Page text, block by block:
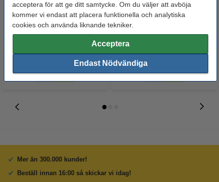
acceptera för att ge ditt samtycke. Om du väljer att avböja
kommer vi endast att placera funktionella och analytiska
cookies och använda liknande tekniker.
Acceptera
Endast Nödvändiga
Whiteboardpenna 2.5mm |
123ink | sorterade färger | 4st
Märkpenna permanent 2.5mm |
123ink | 4st
Mer än 300.000 kunder!
Beställ innan 16:00 så skickar vi idag!